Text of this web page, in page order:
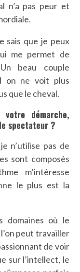
n’a pas peur et
sais que je peux
me permet de
Un beau couple
on ne voit plus
que le cheval.
votre démarche,
spectateur ?
n’utilise pas de
sont composés
m’intéresse
le plus est la
domaines où le
peut travailler
de voir
sur l’intellect, le